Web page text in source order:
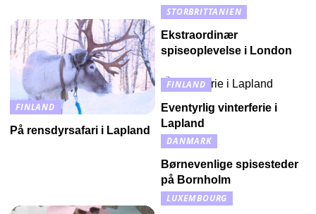
FINLAND
På rensdyrsafari i Lapland
STORBRITTANIEN
Ekstraordinær
spiseoplevelse i London
FINLAND
Eventyrlig vinterferie i
Lapland
DANMARK
Børnevenlige spisesteder
på Bornholm
LUXEMBOURG